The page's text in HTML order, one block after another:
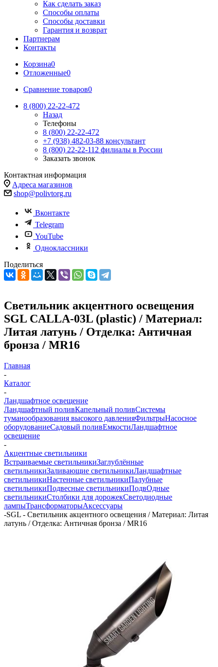
Как сделать заказ
Способы оплаты
Способы доставки
Гарантия и возврат
Партнерам
Контакты
Корзина0
Отложенные0
Сравнение товаров0
8 (800) 22-22-472
Назад
Телефоны
8 (800) 22-22-472
+7 (938) 482-03-88 консультант
8 (800) 22-22-112 филиалы в России
Заказать звонок
Контактная информация
Адреса магазинов
shop@polivtorg.ru
Вконтакте
Telegram
YouTube
Одноклассники
Поделиться
Светильник акцентного освещения
SGL CALLA-03L (plastic) / Материал:
Литая латунь / Отделка: Античная
бронза / MR16
Главная
-
Каталог
-
Ландшафтное освещение
Ландшафтный поливКапельный поливСистемы
туманообразования высокого давленияФильтрыНасосное
оборудованиеСадовый поливЕмкостиЛандшафтное
освещение
-
Акцентные светильники
Встраиваемые светильникиЗаглублённые
светильникиЗаливающие светильникиЛандшафтные
светильникиНастенные светильникиПалубные
светильникиПодвесные светильникиПодвОдные
светильникиСтолбики для дорожекСветодиодные
лампыТрансформаторыАксессуары
-SGL - Светильник акцентного освещения / Материал: Литая
латунь / Отделка: Античная бронза / MR16